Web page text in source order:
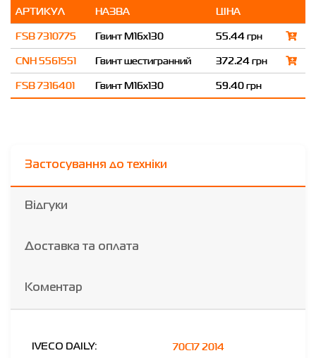
АРТИКУЛ НАЗВА
ЦІНА
FSB 7310775
Гвинт M16x130
55.44 грн
CNH 5561551
Гвинт шестигранний
372.24 грн
FSB 7316401
Гвинт M16x130 59.40 грн
Застосування до техніки
Відгуки
Доставка та оплата
Коментар
IVECO DAILY: 70C17 2014